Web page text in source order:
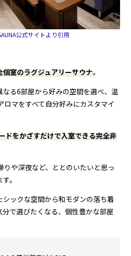
公式サイトより引用
室のラグジュアリーサウナ。
る6部屋から好みの空間を選べ、温
ロマをすべて自分好みにカスタマイ
ドをかざすだけで入室できる完全非
や深夜など、ととのいたいと思っ
。
ックな空間から和モダンの落ち着
で選びたくなる、個性豊かな部屋